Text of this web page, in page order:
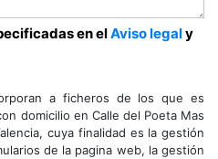
en elAviso legaly
a ficheros de los que es
domicilio en Calle del Poeta Mas
cuya finalidad es la gestión
de la pagina web, la gestión